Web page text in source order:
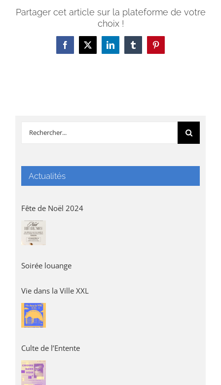
Partager cet article sur la plateforme de votre
choix !
Facebook
X LinkedInTumblrPinterest
Rechercher:
Actualités
Fête de Noël 2024
Soirée louange
Vie dans la Ville XXL
Culte de l’Entente